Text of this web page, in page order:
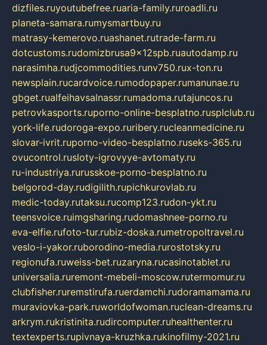
dizfiles.ruyoutubefree.ruaria-family.ruroadli.ru
planeta-samara.rumysmartbuy.ru
matrasy-kemerovo.ruashanet.rutrade-farm.ru
dotcustoms.rudomizbrusa9x12spb.ruautodamp.ru
narasimha.rudjcommodities.runv750.rux-ton.ru
newsplain.rucardvoice.rumodopaper.rumanunae.ru
gbget.rualfeihavsalnassr.rumadoma.rutajuncos.ru
petrovkasports.ruporno-online-besplatno.rusplclub.ru
york-life.rudoroga-expo.ruribery.rucleanmedicine.ru
slovar-ivrit.ruporno-video-besplatno.ruseks-365.ru
ovucontrol.rusloty-igrovyye-avtomaty.ru
ru-industriya.rurusskoe-porno-besplatno.ru
belgorod-day.rudigilith.rupichkurovlab.ru
medic-today.rutaksu.rucomp123.rudon-ykt.ru
teensvoice.ruimgsharing.rudomashnee-porno.ru
eva-elfie.rufoto-tur.rubiz-doska.rumetropoltravel.ru
veslo-i-yakor.ruborodino-media.rurostotsky.ru
regionufa.ruweiss-bet.ruzaryna.rucasinotablet.ru
universalia.ruremont-mebeli-moscow.rutermomur.ru
clubfisher.ruremstirufa.ruerdamchi.rudoramamama.ru
muraviovka-park.ruworldofwoman.ruclean-dreams.ru
arkrym.rukristinita.rudircomputer.ruhealthenter.ru
textexperts.rupivnaya-kruzhka.rukinofilmy-2021.ru